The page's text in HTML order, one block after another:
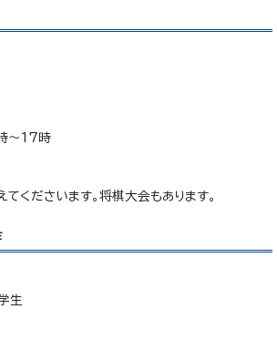
～17時
くださいます。将棋大会もあります。
生